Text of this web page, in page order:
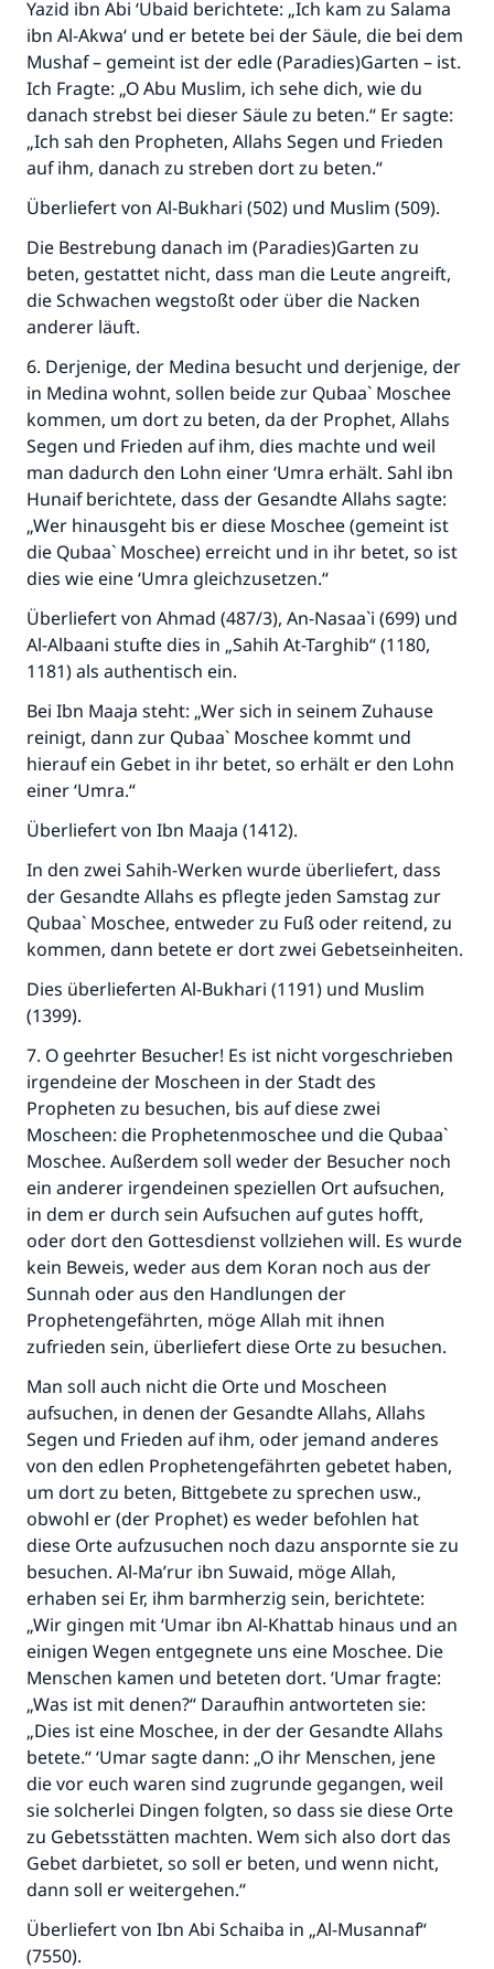
Yazid ibn Abi ‘Ubaid berichtete: „Ich kam zu Salama
ibn Al-Akwa‘ und er betete bei der Säule, die bei dem
Mushaf – gemeint ist der edle (Paradies)Garten – ist.
Ich Fragte: „O Abu Muslim, ich sehe dich, wie du
danach strebst bei dieser Säule zu beten.“ Er sagte:
„Ich sah den Propheten, Allahs Segen und Frieden
auf ihm, danach zu streben dort zu beten.“
Überliefert von Al-Bukhari (502) und Muslim (509).
Die Bestrebung danach im (Paradies)Garten zu
beten, gestattet nicht, dass man die Leute angreift,
die Schwachen wegstoßt oder über die Nacken
anderer läuft.
6. Derjenige, der Medina besucht und derjenige, der
in Medina wohnt, sollen beide zur Qubaa` Moschee
kommen, um dort zu beten, da der Prophet, Allahs
Segen und Frieden auf ihm, dies machte und weil
man dadurch den Lohn einer ‘Umra erhält. Sahl ibn
Hunaif berichtete, dass der Gesandte Allahs sagte:
„Wer hinausgeht bis er diese Moschee (gemeint ist
die Qubaa` Moschee) erreicht und in ihr betet, so ist
dies wie eine ‘Umra gleichzusetzen.“
Überliefert von Ahmad (487/3), An-Nasaa`i (699) und
Al-Albaani stufte dies in „Sahih At-Targhib“ (1180,
1181) als authentisch ein.
Bei Ibn Maaja steht: „Wer sich in seinem Zuhause
reinigt, dann zur Qubaa` Moschee kommt und
hierauf ein Gebet in ihr betet, so erhält er den Lohn
einer ‘Umra.“
Überliefert von Ibn Maaja (1412).
In den zwei Sahih-Werken wurde überliefert, dass
der Gesandte Allahs es pflegte jeden Samstag zur
Qubaa` Moschee, entweder zu Fuß oder reitend, zu
kommen, dann betete er dort zwei Gebetseinheiten.
Dies überlieferten Al-Bukhari (1191) und Muslim
(1399).
7. O geehrter Besucher! Es ist nicht vorgeschrieben
irgendeine der Moscheen in der Stadt des
Propheten zu besuchen, bis auf diese zwei
Moscheen: die Prophetenmoschee und die Qubaa`
Moschee. Außerdem soll weder der Besucher noch
ein anderer irgendeinen speziellen Ort aufsuchen,
in dem er durch sein Aufsuchen auf gutes hofft,
oder dort den Gottesdienst vollziehen will. Es wurde
kein Beweis, weder aus dem Koran noch aus der
Sunnah oder aus den Handlungen der
Prophetengefährten, möge Allah mit ihnen
zufrieden sein, überliefert diese Orte zu besuchen.
Man soll auch nicht die Orte und Moscheen
aufsuchen, in denen der Gesandte Allahs, Allahs
Segen und Frieden auf ihm, oder jemand anderes
von den edlen Prophetengefährten gebetet haben,
um dort zu beten, Bittgebete zu sprechen usw.,
obwohl er (der Prophet) es weder befohlen hat
diese Orte aufzusuchen noch dazu anspornte sie zu
besuchen. Al-Ma’rur ibn Suwaid, möge Allah,
erhaben sei Er, ihm barmherzig sein, berichtete:
„Wir gingen mit ‘Umar ibn Al-Khattab hinaus und an
einigen Wegen entgegnete uns eine Moschee. Die
Menschen kamen und beteten dort. ‘Umar fragte:
„Was ist mit denen?“ Daraufhin antworteten sie:
„Dies ist eine Moschee, in der der Gesandte Allahs
betete.“ ‘Umar sagte dann: „O ihr Menschen, jene
die vor euch waren sind zugrunde gegangen, weil
sie solcherlei Dingen folgten, so dass sie diese Orte
zu Gebetsstätten machten. Wem sich also dort das
Gebet darbietet, so soll er beten, und wenn nicht,
dann soll er weitergehen.“
Überliefert von Ibn Abi Schaiba in „Al-Musannaf“
(7550).
Die Antwort Nr. 110845 rettete eine
Ehe.